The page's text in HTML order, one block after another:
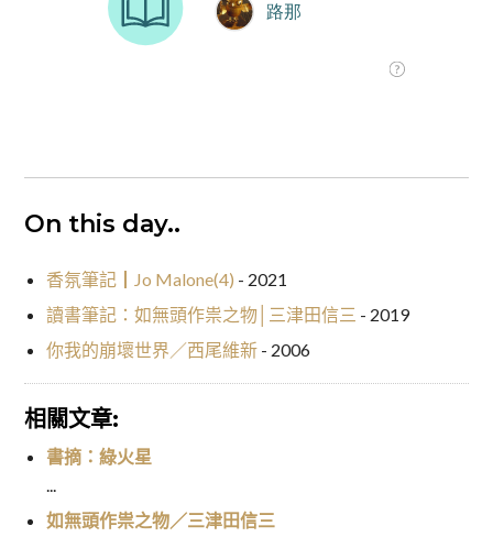
On this day..
香氛筆記┃Jo Malone(4) - 2021
讀書筆記：如無頭作祟之物│三津田信三 - 2019
你我的崩壞世界／西尾維新- 2006
相關文章:
書摘：綠火星
...
如無頭作祟之物／三津田信三